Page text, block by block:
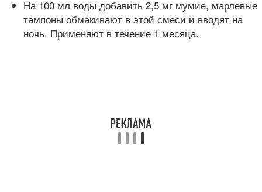
На 100 мл воды добавить 2,5 мг мумие, марлевые
тампоны обмакивают в этой смеси и вводят на
ночь. Применяют в течение 1 месяца.